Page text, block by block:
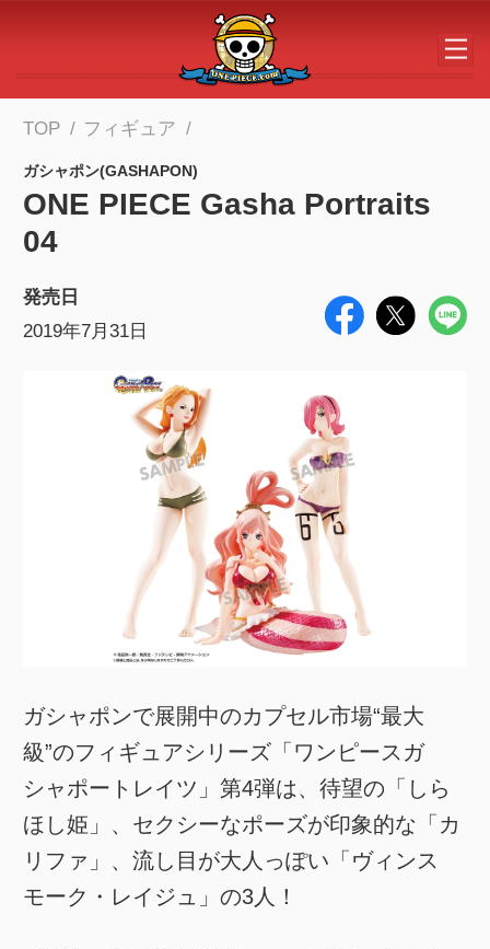
メインコンテンツへスキップする
TOP フィギュア
ガシャポン(GASHAPON)
ONE PIECE Gasha Portraits
04
発売日
2019年7月31日
ガシャポンで展開中のカプセル市場“最大
級”のフィギュアシリーズ「ワンピースガ
シャポートレイツ」第4弾は、待望の「しら
ほし姫」、セクシーなポーズが印象的な「カ
リファ」、流し目が大人っぽい「ヴィンス
モーク・レイジュ」の3人！